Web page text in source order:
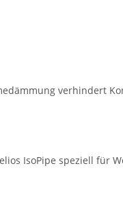
verhindert
IsoPipe speziell für